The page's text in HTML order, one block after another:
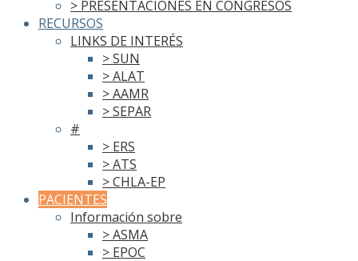
> PRESENTACIONES EN CONGRESOS
RECURSOS
LINKS DE INTERÉS
> SUN
> ALAT
> AAMR
> SEPAR
#
> ERS
> ATS
> CHLA-EP
PACIENTES
Información sobre
> ASMA
> EPOC